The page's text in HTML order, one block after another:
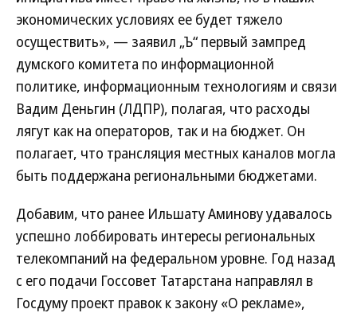
экономических условиях ее будет тяжело
осуществить», — заявил „Ъ“ первый зампред
думского комитета по информационной
политике, информационным технологиям и связи
Вадим Деньгин (ЛДПР), полагая, что расходы
лягут как на операторов, так и на бюджет. Он
полагает, что трансляция местных каналов могла
быть поддержана региональными бюджетами.
Добавим, что ранее Ильшату Аминову удавалось
успешно лоббировать интересы региональных
телекомпаний на федеральном уровне. Год назад
с его подачи Госсовет Татарстана направлял в
Госдуму проект правок к закону «О рекламе»,